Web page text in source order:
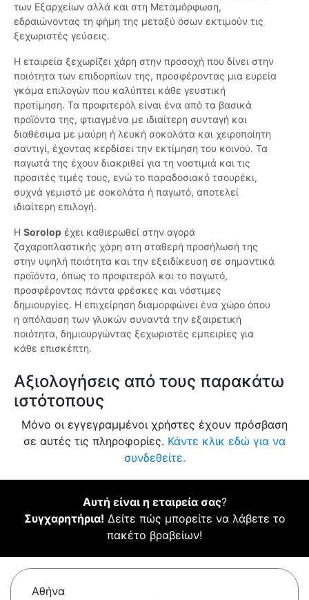
των Εξαρχείων αλλά και στη Μεταμόρφωση,
εδραιώνοντας τη φήμη της μεταξύ όσων εκτιμούν τις
ξεχωριστές γεύσεις.
Η εταιρεία ξεχωρίζει χάρη στην προσοχή που δίνει στην
ποιότητα των επιδορπίων της, προσφέροντας μια ευρεία
γκάμα επιλογών που καλύπτει κάθε γευστική
προτίμηση. Τα προφιτερόλ είναι ένα από τα βασικά
προϊόντα της, φτιαγμένα με ιδιαίτερη συνταγή και
διαθέσιμα με μαύρη ή λευκή σοκολάτα και χειροποίητη
σαντιγί, έχοντας κερδίσει την εκτίμηση του κοινού. Τα
παγωτά της έχουν διακριθεί για τη νοστιμιά και τις
προσιτές τιμές τους, ενώ το παραδοσιακό τσουρέκι,
συχνά γεμιστό με σοκολάτα ή παγωτό, αποτελεί
ιδιαίτερη επιλογή.
Η Sorolop έχει καθιερωθεί στην αγορά
ζαχαροπλαστικής χάρη στη σταθερή προσήλωσή της
στην υψηλή ποιότητα και την εξειδίκευση σε σημαντικά
προϊόντα, όπως το προφιτερόλ και το παγωτό,
προσφέροντας πάντα φρέσκες και νόστιμες
δημιουργίες. Η επιχείρηση διαμορφώνει ένα χώρο όπου
η απόλαυση των γλυκών συναντά την εξαιρετική
ποιότητα, δημιουργώντας ξεχωριστές εμπειρίες για
κάθε επισκέπτη.
Αξιολογήσεις από τους παρακάτω
ιστότοπους
Μόνο οι εγγεγραμμένοι χρήστες έχουν πρόσβαση
σε αυτές τις πληροφορίες. Κάντε κλικ εδώ για να
συνδεθείτε.
Αυτή είναι η εταιρεία σας?
Συγχαρητήρια! Δείτε πώς μπορείτε να λάβετε το
πακέτο βραβείων!
Αθήνα